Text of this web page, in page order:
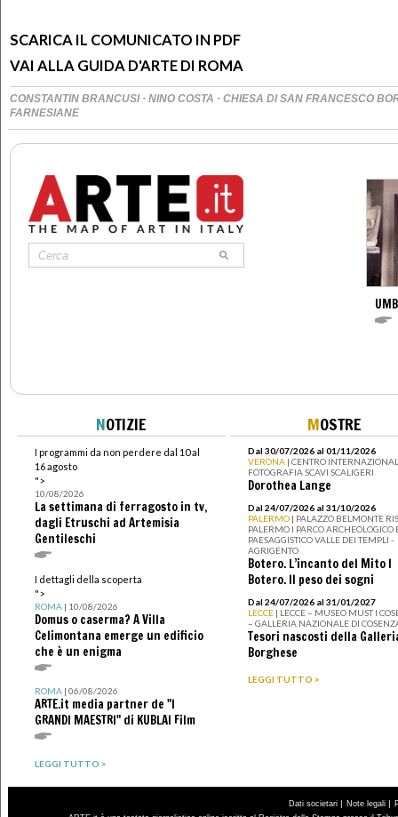
SCARICA IL COMUNICATO IN PDF
VAI ALLA GUIDA D'ARTE DI ROMA
CONSTANTIN BRANCUSI · NINO COSTA · CHIESA DI SAN FRANCESCO
FARNESIANE
NOTIZIE
I programmi da non perdere dal 10 al
16 agosto
">
10/08/2026
La settimana di ferragosto in tv,
dagli Etruschi ad Artemisia
Gentileschi
I dettagli della scoperta
">
ROMA| 10/08/2026
Domus o caserma? A Villa
Celimontana emerge un edificio
che è un enigma
ROMA| 06/08/2026
ARTE.it media partner de "I
GRANDI MAESTRI" di KUBLAI Film
LEGGI TUTTO >
MOSTRE
Dal 30/07/2026 al 01/11/2026
VERONA | CENTRO
FOTOGRAFIA SCAVI SCALIGERI
Dorothea Lange
Dal 24/07/2026 al 31/10/2026
PALERMO | PALAZZO BELMONTE
PALERMO I PARCO ARCHEOLOGICO
PAESAGGISTICO VALLE DEI TEMPLI -
AGRIGENTO
Botero. L’incanto del Mito I
Botero. Il peso dei sogni
Dal 24/07/2026 al 31/01/2027
LECCE | LECCE – MUSEO MUST I
– GALLERIA NAZIONALE DI
Tesori nascosti della
Borghese
LEGGI TUTTO >
Dati societari Note legali